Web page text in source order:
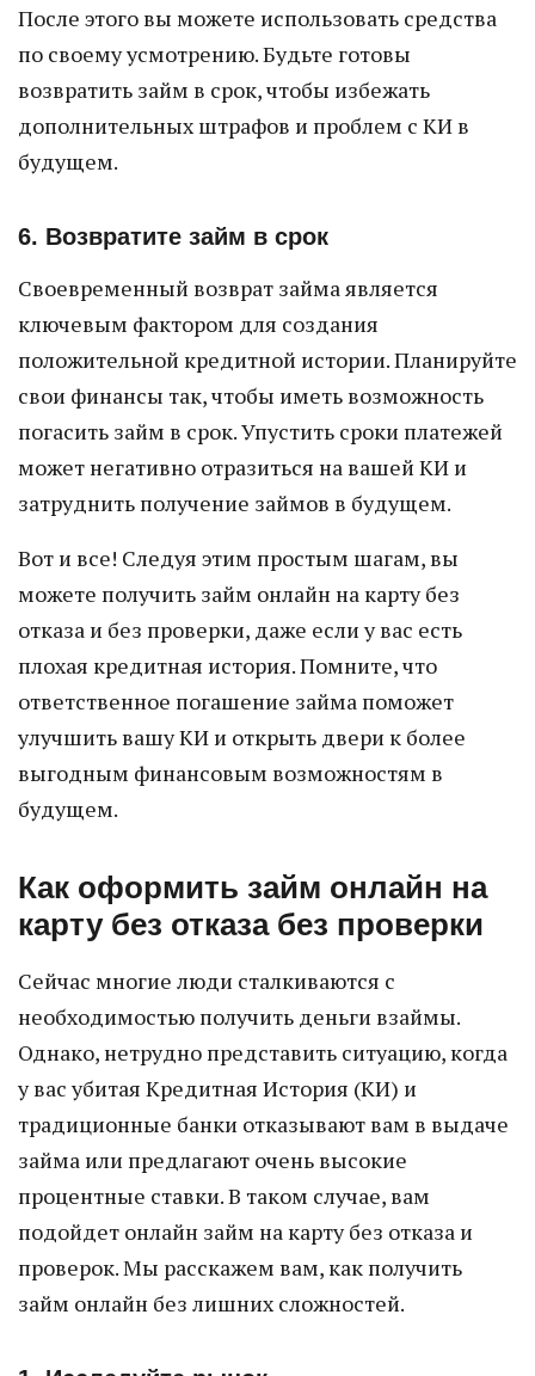
После этого вы можете использовать средства
по своему усмотрению. Будьте готовы
возвратить займ в срок, чтобы избежать
дополнительных штрафов и проблем с КИ в
будущем.
6. Возвратите займ в срок
Своевременный возврат займа является
ключевым фактором для создания
положительной кредитной истории. Планируйте
свои финансы так, чтобы иметь возможность
погасить займ в срок. Упустить сроки платежей
может негативно отразиться на вашей КИ и
затруднить получение займов в будущем.
Вот и все! Следуя этим простым шагам, вы
можете получить займ онлайн на карту без
отказа и без проверки, даже если у вас есть
плохая кредитная история. Помните, что
ответственное погашение займа поможет
улучшить вашу КИ и открыть двери к более
выгодным финансовым возможностям в
будущем.
Как оформить займ онлайн на
карту без отказа без проверки
Сейчас многие люди сталкиваются с
необходимостью получить деньги взаймы.
Однако, нетрудно представить ситуацию, когда
у вас убитая Кредитная История (КИ) и
традиционные банки отказывают вам в выдаче
займа или предлагают очень высокие
процентные ставки. В таком случае, вам
подойдет онлайн займ на карту без отказа и
проверок. Мы расскажем вам, как получить
займ онлайн без лишних сложностей.